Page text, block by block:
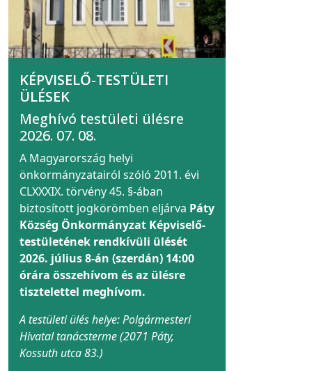
KÉPVISELŐ-TESTÜLETI
ÜLÉSEK
Meghívó testületi ülésre
2026. 07. 08.
A Magyarország helyi
önkormányzatairól szóló 2011. évi
CLXXXIX. törvény 45. §-ában
biztosított jogkörömben eljárva Páty
Község Önkormányzat Képviselő-
testületének rendkívüli ülését
2026. július 8-án (szerdán) 14:00
órára összehívom és az ülésre
tisztelettel meghívom.
A testületi ülés helye: Polgármesteri
Hivatal tanácsterme (2071 Páty,
Kossuth utca 83.)